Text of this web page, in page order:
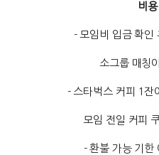
비
- 모임비 입금 확인
소그룹 매칭
- 스타벅스 커피 1잔
모임 전일 커피
- 환불 가능 기한